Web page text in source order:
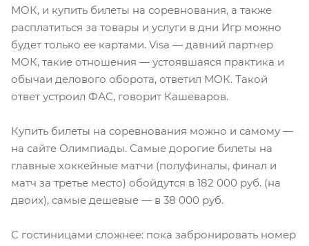
МОК, и купить билеты на соревнования, а также
расплатиться за товары и услуги в дни Игр можно
будет только ее картами. Visa — давний партнер
МОК, такие отношения — устоявшаяся практика и
обычаи делового оборота, ответил МОК. Такой
ответ устроил ФАС, говорит Кашеваров.
Купить билеты на соревнования можно и самому —
на сайте Олимпиады. Самые дорогие билеты на
главные хоккейные матчи (полуфиналы, финал и
матч за третье место) обойдутся в 182 000 руб. (на
двоих), самые дешевые — в 38 000 руб.
С гостиницами сложнее: пока забронировать номер